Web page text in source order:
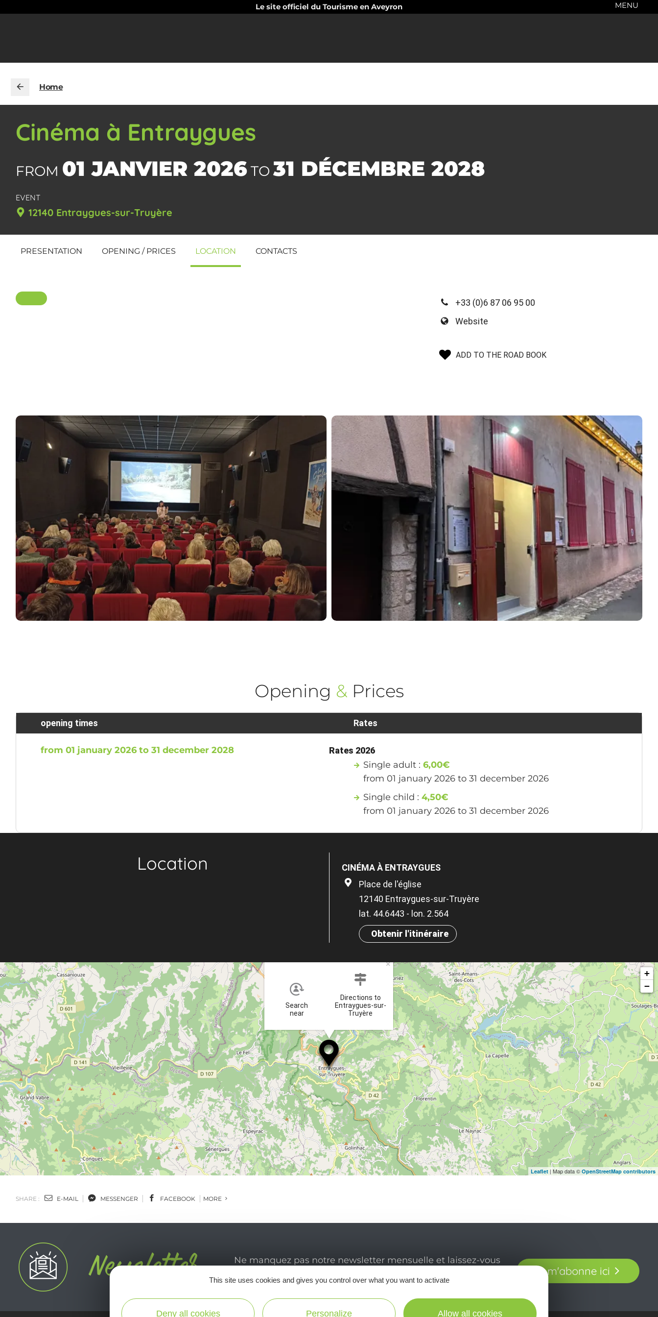
Le site officiel du Tourisme en Aveyron MENU
Home
Cinéma à Entraygues
FROM 01 JANVIER 2026 TO 31 DÉCEMBRE 2028
EVENT
12140 Entraygues-sur-Truyère
PRESENTATION OPENING / PRICES LOCATION CONTACTS
+33 (0)6 87 06 95 00
Website
ADD TO THE ROAD BOOK
Opening & Prices
opening times
from 01 january 2026 to 31 december 2028
Rates
Rates 2026
Single adult : 6,00€
from 01 january 2026 to 31 december 2026
Single child : 4,50€
from 01 january 2026 to 31 december 2026
Location
CINÉMA À ENTRAYGUES
Place de l'église
12140 Entraygues-sur-Truyère
lat. 44.6443 - lon. 2.564
Obtenir l'itinéraire
Search
near
Directions to
Entraygues-sur-
Truyère
×
+
−
Leaflet | Map data © OpenStreetMap contributors
SHARE : E-MAIL MESSENGER FACEBOOK MORE
Ne manquez pas notre newsletter mensuelle et laissez-vous
Je m'abonne ici
This site uses cookies and gives you control over what you want to activate
Deny all cookies Personalize Allow all cookies